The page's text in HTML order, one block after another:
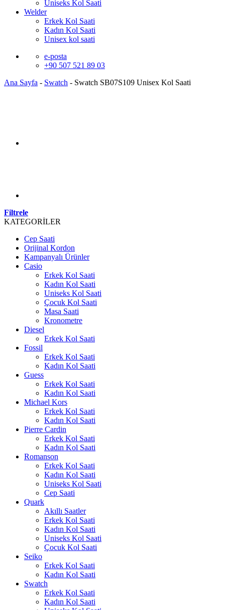
Uniseks Kol Saati
Welder
Erkek Kol Saati
Kadın Kol Saati
Unisex kol saati
e-posta
+90 507 521 89 03
Ana Sayfa - Swatch - Swatch SB07S109 Unisex Kol Saati
Filtrele
KATEGORİLER
Cep Saati
Orijinal Kordon
Kampanyalı Ürünler
Casio
Erkek Kol Saati
Kadın Kol Saati
Uniseks Kol Saati
Çocuk Kol Saati
Masa Saati
Kronometre
Diesel
Erkek Kol Saati
Fossil
Erkek Kol Saati
Kadın Kol Saati
Guess
Erkek Kol Saati
Kadın Kol Saati
Michael Kors
Erkek Kol Saati
Kadın Kol Saati
Pierre Cardin
Erkek Kol Saati
Kadın Kol Saati
Romanson
Erkek Kol Saati
Kadın Kol Saati
Uniseks Kol Saati
Cep Saati
Quark
Akıllı Saatler
Erkek Kol Saati
Kadın Kol Saati
Uniseks Kol Saati
Çocuk Kol Saati
Seiko
Erkek Kol Saati
Kadın Kol Saati
Swatch
Erkek Kol Saati
Kadın Kol Saati